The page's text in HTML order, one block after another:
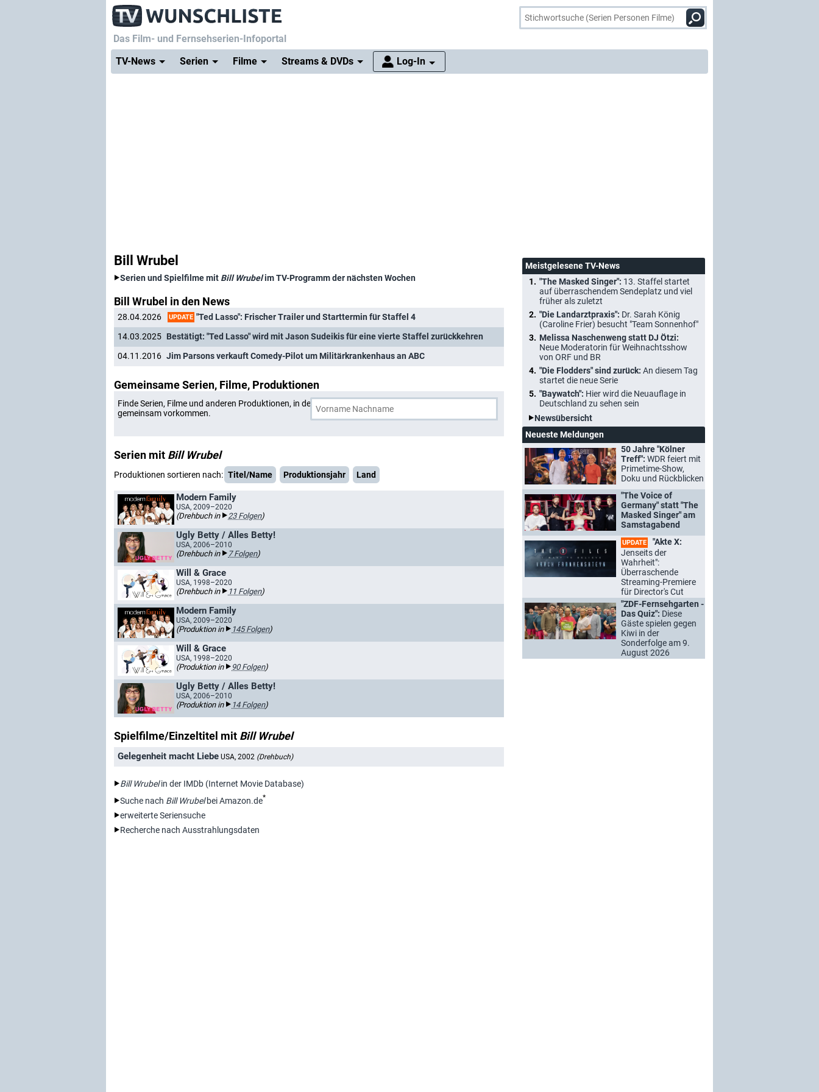
Das Film- und Fernsehserien-Infoportal
TV-News
Serien Filme Streams & DVDs Log-In
Bill Wrubel
Serien und Spielfilme mit Bill Wrubelim TV-Programm der nächsten Wochen
Bill Wrubel in den News
28.04.2026 UPDATE "Ted Lasso": Frischer Trailer und Starttermin für Staffel 4
14.03.2025 Bestätigt: "Ted Lasso" wird mit Jason Sudeikis für eine vierte Staffel zurückkehren
04.11.2016 Jim Parsons verkauft Comedy-Pilot um Militärkrankenhaus an ABC
Gemeinsame Serien, Filme, Produktionen
Finde Serien, Filme und anderen Produktionen, in denen Bill Wrubelund eine weitere Person
gemeinsam vorkommen.
Serien mit Bill Wrubel
Produktionen sortieren nach: Titel/Name Produktionsjahr Land
Modern Family
USA, 2009–2020
(Drehbuch in 23 Folgen)
Ugly Betty / Alles Betty!
USA, 2006–2010
(Drehbuch in 7 Folgen)
Will & Grace
USA, 1998–2020
(Drehbuch in 11 Folgen)
Modern Family
USA, 2009–2020
(Produktion in 145 Folgen)
Will & Grace
USA, 1998–2020
(Produktion in 90 Folgen)
Ugly Betty / Alles Betty!
USA, 2006–2010
(Produktion in 14 Folgen)
Spielfilme/Einzeltitel mit Bill Wrubel
Gelegenheit macht Liebe USA, 2002 (Drehbuch)
Bill Wrubelin der IMDb (Internet Movie Database)
Suche nach Bill Wrubelbei Amazon.de*
erweiterte Seriensuche
Recherche nach Ausstrahlungsdaten
Meistgelesene TV-News
"The Masked Singer": 13. Staffel startet
auf überraschendem Sendeplatz und viel
früher als zuletzt
"Die Landarztpraxis": Dr. Sarah König
(Caroline Frier) besucht "Team Sonnenhof"
Melissa Naschenweng statt DJ Ötzi:
Neue Moderatorin für Weihnachtsshow
von ORF und BR
"Die Flodders" sind zurück: An diesem Tag
startet die neue Serie
"Baywatch": Hier wird die Neuauflage in
Deutschland zu sehen sein
Newsübersicht
Neueste Meldungen
50 Jahre "Kölner
Treff": WDR feiert mit
Primetime-Show,
Doku und Rückblicken
"The Voice of
Germany" statt "The
Masked Singer" am
Samstagabend
UPDATE
"Akte X:
Jenseits der
Wahrheit":
Überraschende
Streaming-Premiere
für Director's Cut
"ZDF-Fernsehgarten -
Das Quiz": Diese
Gäste spielen gegen
Kiwi in der
Sonderfolge am 9.
August 2026